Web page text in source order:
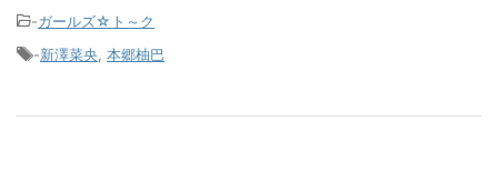
-ガールズ☆ト～ク
-新澤菜央 本郷柚巴